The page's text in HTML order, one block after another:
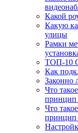
Какой
Какую
улицы
Рамки
ТОП-10
Как
Законно
Что
принцип
Что
принцип